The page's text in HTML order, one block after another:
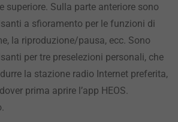
superiore. Sulla parte anteriore sono
a sfioramento per le funzioni di
la riproduzione/pausa, ecc. Sono
per tre preselezioni personali, che
la stazione radio Internet preferita,
prima aprire l’app HEOS.